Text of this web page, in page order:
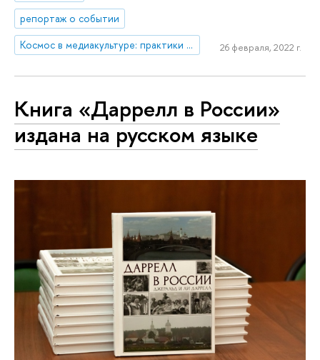
репортаж о событии
Космос в медиакультуре: практики воображения и репрезентации
26 февраля, 2022 г.
Книга «Даррелл в России»
издана на русском языке